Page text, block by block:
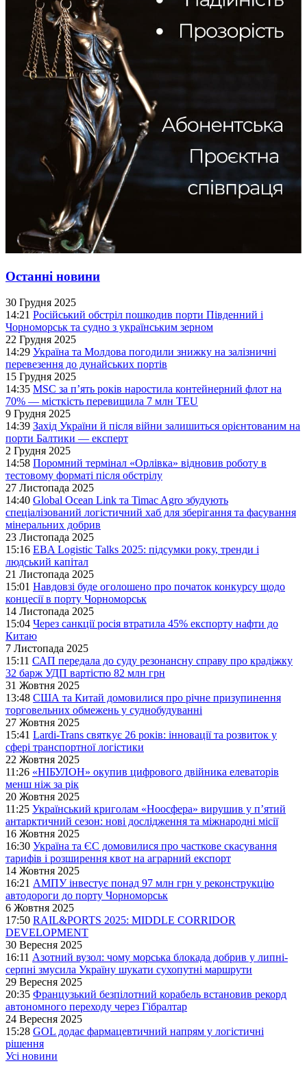
Останні новини
30 Грудня 2025
14:21 Російський обстріл пошкодив порти Південний і
Чорноморськ та судно з українським зерном
22 Грудня 2025
14:29 Україна та Молдова погодили знижку на залізничні
перевезення до дунайських портів
15 Грудня 2025
14:35 MSC за п’ять років наростила контейнерний флот на
70% — місткість перевищила 7 млн TEU
9 Грудня 2025
14:39 Захід України й після війни залишиться орієнтованим на
порти Балтики — експерт
2 Грудня 2025
14:58 Поромний термінал «Орлівка» відновив роботу в
тестовому форматі після обстрілу
27 Листопада 2025
14:40 Global Ocean Link та Timac Agro збудують
спеціалізований логістичний хаб для зберігання та фасування
мінеральних добрив
23 Листопада 2025
15:16 EBA Logistic Talks 2025: підсумки року, тренди і
людський капітал
21 Листопада 2025
15:01 Навдовзі буде оголошено про початок конкурсу щодо
концесії в порту Чорноморськ
14 Листопада 2025
15:04 Через санкції росія втратила 45% експорту нафти до
Китаю
7 Листопада 2025
15:11 САП передала до суду резонансну справу про крадіжку
32 барж УДП вартістю 82 млн грн
31 Жовтня 2025
13:48 США та Китай домовилися про річне призупинення
торговельних обмежень у суднобудуванні
27 Жовтня 2025
15:41 Lardi-Trans святкує 26 років: інновації та розвиток у
сфері транспортної логістики
22 Жовтня 2025
11:26 «НІБУЛОН» окупив цифрового двійника елеваторів
менш ніж за рік
20 Жовтня 2025
11:25 Український криголам «Ноосфера» вирушив у п’ятий
антарктичний сезон: нові дослідження та міжнародні місії
16 Жовтня 2025
16:30 Україна та ЄС домовилися про часткове скасування
тарифів і розширення квот на аграрний експорт
14 Жовтня 2025
16:21 АМПУ інвестує понад 97 млн грн у реконструкцію
автодороги до порту Чорноморськ
6 Жовтня 2025
17:50 RAIL&PORTS 2025: MIDDLE CORRIDOR
DEVELOPMENT
30 Вересня 2025
16:11 Азотний вузол: чому морська блокада добрив у липні-
серпні змусила Україну шукати сухопутні маршрути
29 Вересня 2025
20:35 Французький безпілотний корабель встановив рекорд
автономного переходу через Гібралтар
24 Вересня 2025
15:28 GOL додає фармацевтичний напрям у логістичні
рішення
Усі новини